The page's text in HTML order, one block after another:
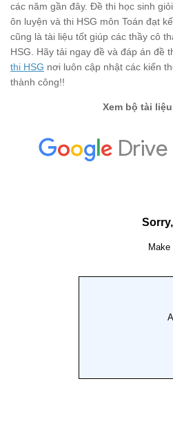
các năm gần đây. Đề thi học sinh
ôn luyện và thi HSG môn Toán đạt
cũng là tài liệu tốt giúp các thầy cô
HSG. Hãy tải ngay đề và đáp án đề
thi HSG nơi luôn cập nhật các kiến
thành công!!
Xem bộ tài